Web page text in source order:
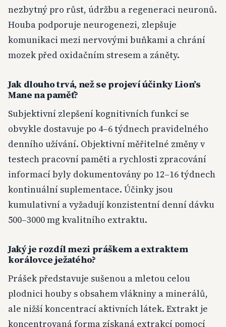
nezbytný pro růst, údržbu a regeneraci neuronů.
Houba podporuje neurogenezi, zlepšuje
komunikaci mezi nervovými buňkami a chrání
mozek před oxidačním stresem a záněty.
Jak dlouho trvá, než se projeví účinky Lion’s
Mane na paměť?
Subjektivní zlepšení kognitivních funkcí se
obvykle dostavuje po 4–6 týdnech pravidelného
denního užívání. Objektivní měřitelné změny v
testech pracovní paměti a rychlosti zpracování
informací byly dokumentovány po 12–16 týdnech
kontinuální suplementace. Účinky jsou
kumulativní a vyžadují konzistentní denní dávku
500–3000 mg kvalitního extraktu.
Jaký je rozdíl mezi práškem a extraktem
korálovce ježatého?
Prášek představuje sušenou a mletou celou
plodnici houby s obsahem vlákniny a minerálů,
ale nižší koncentrací aktivních látek. Extrakt je
koncentrovaná forma získaná extrakcí pomocí